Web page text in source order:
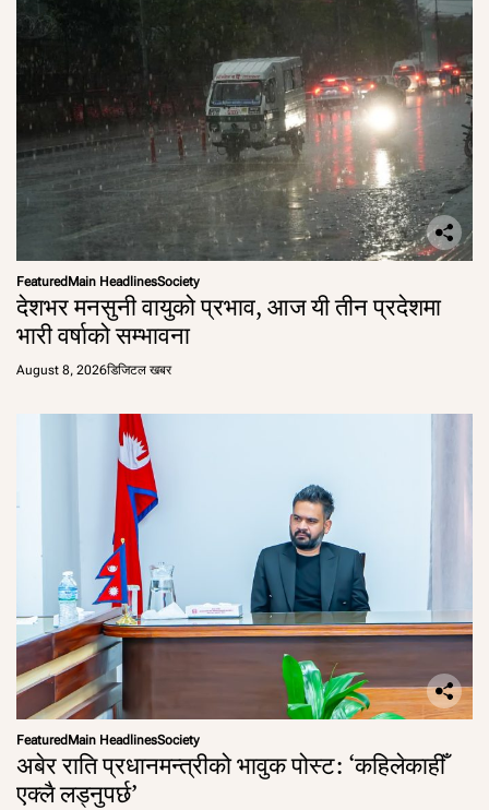
FeaturedMain HeadlinesSociety
देशभर मनसुनी वायुको प्रभाव, आज यी तीन प्रदेशमा
भारी वर्षाको सम्भावना
August 8, 2026डिजिटल खबर
FeaturedMain HeadlinesSociety
अबेर राति प्रधानमन्त्रीको भावुक पोस्ट: ‘कहिलेकाहीँ
एक्लै लड्नुपर्छ’